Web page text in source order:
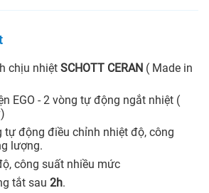
chịu nhiệt SCHOTT CERAN ( Made in
EGO - 2 vòng tự động ngắt nhiệt (
tự động điều chỉnh nhiệt độ, công
lượng.
công suất nhiều mức
tắt sau 2h.